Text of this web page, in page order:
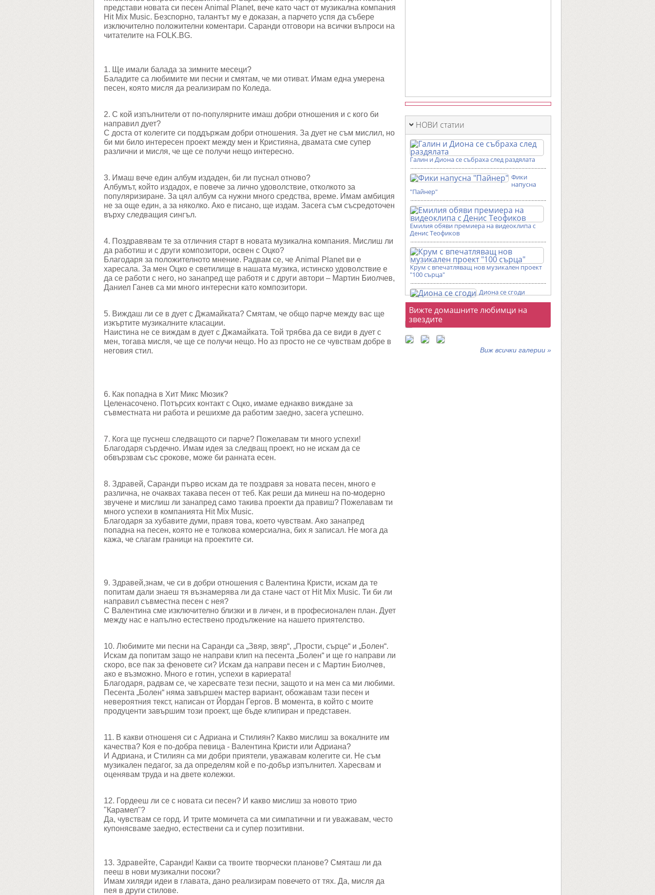
представи новата си песен Animal Planet, вече като част от музикална компания
Hit Mix Music. Безспорно, талантът му е доказан, а парчето успя да събере
изключително положителни коментари. Саранди отговори на всички въпроси на
читателите на FOLK.BG.
1. Ще имали балада за зимните месеци?
Баладите са любимите ми песни и смятам, че ми отиват. Имам една умерена
песен, която мисля да реализирам по Коледа.
2. С кой изпълнители от по-популярните имаш добри отношения и с кого би
направил дует?
С доста от колегите си поддържам добри отношения. За дует не съм мислил, но
би ми било интересен проект между мен и Кристияна, двамата сме супер
различни и мисля, че ще се получи нещо интересно.
3. Имаш вече един албум издаден, би ли пуснал отново?
Албумът, който издадох, е повече за лично удоволствие, отколкото за
популяризиране. За цял албум са нужни много средства, време. Имам амбиция
не за още един, а за няколко. Ако е писано, ще издам. Засега съм съсредоточен
върху следващия сингъл.
4. Поздравявам те за отличния старт в новата музикална компания. Мислиш ли
да работиш и с други композитори, освен с Оцко?
Благодаря за положителното мнение. Радвам се, че Animal Planet ви е
харесала. За мен Оцко е светилище в нашата музика, истинско удоволствие е
да се работи с него, но занапред ще работя и с други автори – Мартин Биолчев,
Даниел Ганев са ми много интересни като композитори.
5. Виждаш ли се в дует с Джамайката? Смятам, че общо парче между вас ще
изкъртите музикалните класации.
Наистина не се виждам в дует с Джамайката. Той трябва да се види в дует с
мен, тогава мисля, че ще се получи нещо. Но аз просто не се чувствам добре в
неговия стил.
6. Как попадна в Хит Микс Мюзик?
Целенасочено. Потърсих контакт с Оцко, имаме еднакво виждане за
съвместната ни работа и решихме да работим заедно, засега успешно.
7. Кога ще пуснеш следващото си парче? Пожелавам ти много успехи!
Благодаря сърдечно. Имам идея за следващ проект, но не искам да се
обвързвам със срокове, може би ранната есен.
8. Здравей, Саранди първо искам да те поздравя за новата песен, много е
различна, не очаквах такава песен от теб. Как реши да минеш на по-модерно
звучене и мислиш ли занапред само такива проекти да правиш? Пожелавам ти
много успехи в компанията Hit Mix Music.
Благодаря за хубавите думи, правя това, което чувствам. Ако занапред
попадна на песен, която не е толкова комерсиална, бих я записал. Не мога да
кажа, че слагам граници на проектите си.
9. Здравей,знам, че си в добри отношения с Валентина Кристи, искам да те
попитам дали знаеш тя възнамерява ли да стане част от Hit Mix Music. Ти би ли
направил съвместна песен с нея?
С Валентина сме изключително близки и в личен, и в професионален план. Дует
между нас е напълно естествено продължение на нашето приятелство.
10. Любимите ми песни на Саранди са „Звяр, звяр“, „Прости, сърце“ и „Болен“.
Искам да попитам защо не направи клип на песента „Болен“ и ще го направи ли
скоро, все пак за феновете си? Искам да направи песен и с Мартин Биолчев,
ако е възможно. Много е готин, успехи в кариерата!
Благодаря, радвам се, че харесвате тези песни, защото и на мен са ми любими.
Песента „Болен“ няма завършен мастер вариант, обожавам тази песен и
невероятния текст, написан от Йордан Гергов. В момента, в който с моите
продуценти завършим този проект, ще бъде клипиран и представен.
11. В какви отношеня си с Адриана и Стилиян? Какво мислиш за вокалните им
качества? Коя е по-добра певица - Валентина Кристи или Адриана?
И Адриана, и Стилиян са ми добри приятели, уважавам колегите си. Не съм
музикален педагог, за да определям кой е по-добър изпълнител. Харесвам и
оценявам труда и на двете колежки.
12. Гордееш ли се с новата си песен? И какво мислиш за новото трио
"Карамел"?
Да, чувствам се горд. И трите момичета са ми симпатични и ги уважавам, често
купонясваме заедно, естествени са и супер позитивни.
13. Здравейте, Саранди! Какви са твоите творчески планове? Смяташ ли да
пееш в нови музикални посоки?
Имам хиляди идеи в главата, дано реализирам повечето от тях. Да, мисля да
пея в други стилове.
НОВИ статии
Галин и Диона се събраха след раздялата
Фики
напусна
"Пайнер"
Емилия обяви премиера на видеоклипа с
Денис Теофиков
Крум с впечатляващ нов музикален проект
"100 сърца"
Диона се сгоди
Фотогалерии
Вижте домашните любимци на
звездите
Виж всички галерии »